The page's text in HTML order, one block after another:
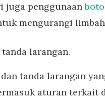
juga penggunaan
mengurangi limbah
larangan.
tanda larangan
aturan terkait